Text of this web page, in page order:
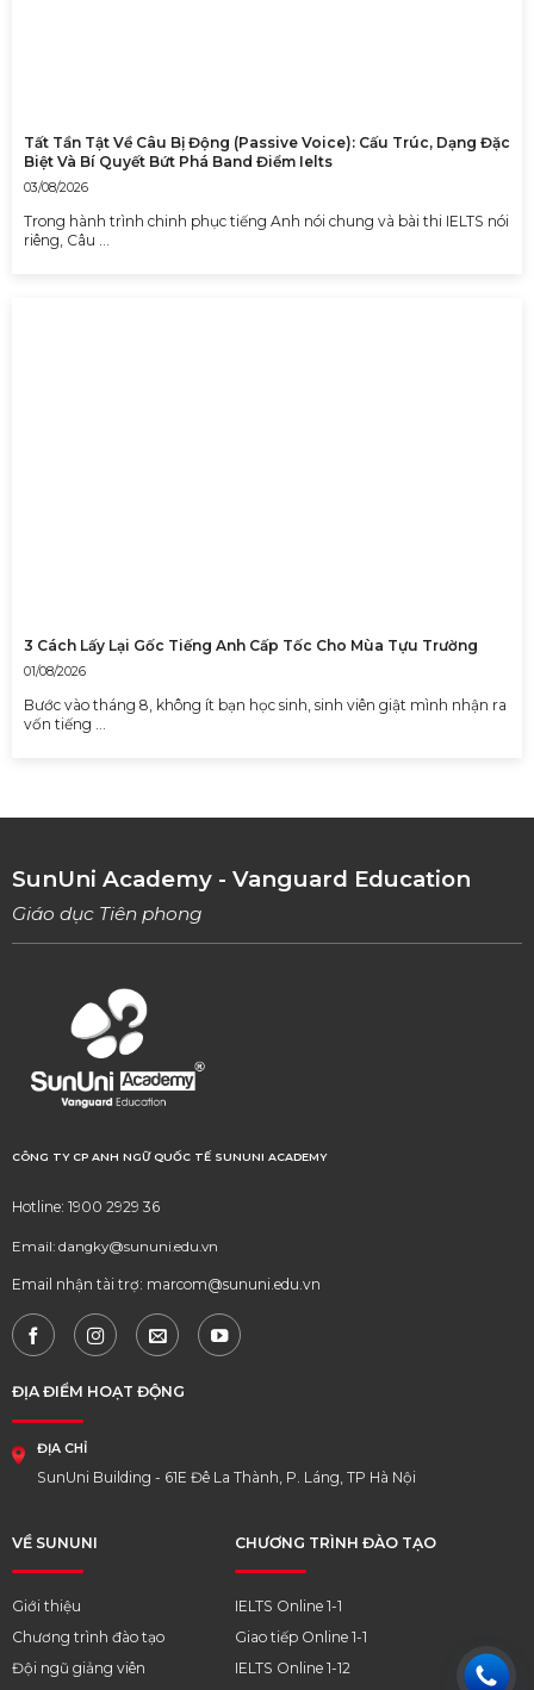
Tất Tần Tật Về Câu Bị Động (Passive Voice): Cấu Trúc, Dạng Đặc
Biệt Và Bí Quyết Bứt Phá Band Điểm Ielts
03/08/2026
Trong hành trình chinh phục tiếng Anh nói chung và bài thi IELTS nói
riêng, Câu …
3 Cách Lấy Lại Gốc Tiếng Anh Cấp Tốc Cho Mùa Tựu Trường
01/08/2026
Bước vào tháng 8, không ít bạn học sinh, sinh viên giật mình nhận ra
vốn tiếng …
SunUni Academy - Vanguard Education
Giáo dục Tiên phong
CÔNG TY CP ANH NGỮ QUỐC TẾ SUNUNI ACADEMY
Hotline: 1900 2929 36
Email: dangky@sununi.edu.vn
Email nhận tài trợ: marcom@sununi.edu.vn
VỀ SUNUNI
Giới thiệu
Chương trình đào tạo
Đội ngũ giảng viên
ĐỊA ĐIỂM HOẠT ĐỘNG
ĐỊA CHỈ
SunUni Building - 61E Đê La Thành, P. Láng, TP Hà Nội
CHƯƠNG TRÌNH ĐÀO TẠO
IELTS Online 1-1
Giao tiếp Online 1-1
IELTS Online 1-12